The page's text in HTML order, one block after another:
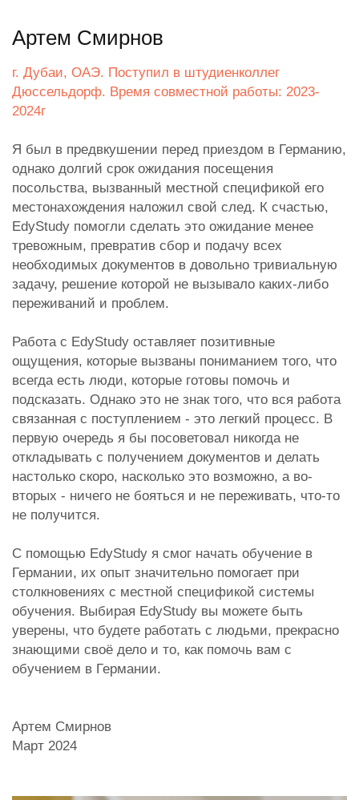
Артем Смирнов
г. Дубаи, ОАЭ. Поступил в штудиенколлег
Дюссельдорф. Время совместной работы: 2023-
2024г
Я был в предвкушении перед приездом в Германию,
однако долгий срок ожидания посещения
посольства, вызванный местной спецификой его
местонахождения наложил свой след. К счастью,
EdyStudy помогли сделать это ожидание менее
тревожным, превратив сбор и подачу всех
необходимых документов в довольно тривиальную
задачу, решение которой не вызывало каких-либо
переживаний и проблем.
Работа с EdyStudy оставляет позитивные
ощущения, которые вызваны пониманием того, что
всегда есть люди, которые готовы помочь и
подсказать. Однако это не знак того, что вся работа
связанная с поступлением - это легкий процесс. В
первую очередь я бы посоветовал никогда не
откладывать с получением документов и делать
настолько скоро, насколько это возможно, а во-
вторых - ничего не бояться и не переживать, что-то
не получится.
С помощью EdyStudy я смог начать обучение в
Германии, их опыт значительно помогает при
столкновениях с местной спецификой системы
обучения. Выбирая EdyStudy вы можете быть
уверены, что будете работать с людьми, прекрасно
знающими своё дело и то, как помочь вам с
обучением в Германии.
Артем Смирнов
Март 2024